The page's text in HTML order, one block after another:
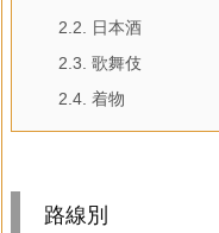
2.2.
日本酒
2.3. 歌舞伎
2.4. 着物
路線別